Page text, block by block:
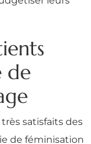
de
satisfaits des
de féminisation